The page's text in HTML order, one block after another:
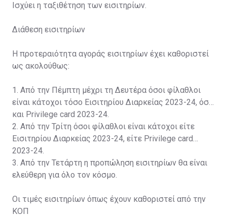
Ισχύει η ταξιθέτηση των εισιτηρίων.
Διάθεση εισιτηρίων
Η προτεραιότητα αγοράς εισιτηρίων έχει καθοριστεί
ως ακολούθως:
1. Από την Πέμπτη μέχρι τη Δευτέρα όσοι φίλαθλοι
είναι κάτοχοι τόσο Εισιτηρίου Διαρκείας 2023-24, όσο
και Privilege card 2023-24.
2. Από την Τρίτη όσοι φίλαθλοι είναι κάτοχοι είτε
Εισιτηρίου Διαρκείας 2023-24, είτε Privilege card
2023-24.
3. Από την Τετάρτη η προπώληση εισιτηρίων θα είναι
ελεύθερη για όλο τον κόσμο.
Οι τιμές εισιτηρίων όπως έχουν καθοριστεί από την
ΚΟΠ